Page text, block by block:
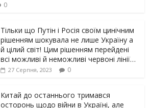
0
Тільки що Путін і Росія своїм цинічним
рішенням шoкyвaлa не лише Україну а
й цілий світ! Цим рішенням перейдені
всі можливі й неможливі червоні лінії…
27 Серпня, 2023 0
Китай до останнього тримався
осторонь щодо вiйни в Україні, але